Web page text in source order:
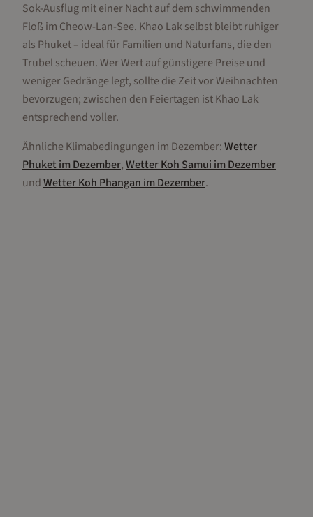
Sok-Ausflug mit einer Nacht auf dem schwimmenden
Floß im Cheow-Lan-See. Khao Lak selbst bleibt ruhiger
als Phuket – ideal für Familien und Naturfans, die den
Trubel scheuen. Wer Wert auf günstigere Preise und
weniger Gedränge legt, sollte die Zeit vor Weihnachten
bevorzugen; zwischen den Feiertagen ist Khao Lak
entsprechend voller.
Ähnliche Klimabedingungen im Dezember:Wetter
PhuketimDezember,WetterKoh Samui imDezember
undWetterKoh Phangan imDezember.